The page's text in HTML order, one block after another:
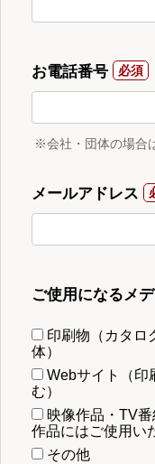
お電話番号
※会社・団体の場合
メールアドレス
ご使用になるメ
印刷物（カタロ
体）
Webサイト（印
む）
映像作品・TV
作品にはご使用い
その他